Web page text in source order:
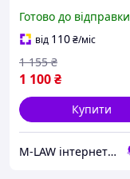
Готово до відправки
від 110₴/міс
1 100₴
1 155 ₴
Купити
M-LAW інтернет-магазин M-LAW.COM.UA